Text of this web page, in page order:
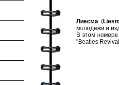
Лиесма (
молодёжи и
В этом
"Beatles